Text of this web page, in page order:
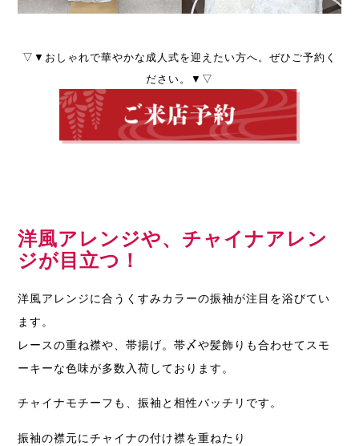
▽▼おしゃれで華やかな成人式を迎えたい方へ。ぜひご予約く
ださい。▼▽
洋風アレンジや、チャイナアレン
ジが目立つ！
洋風アレンジに合うくすみカラーの振袖が注目を浴びてい
ます。
レースの重ね襟や、帯揚げ。帯〆や髪飾りも合わせてスモ
ーキーな色味が多数入荷しております。
チャイナモチーフも、振袖と相性バッチリです。
振袖の襟元にチャイナの付け襟を重ねたり